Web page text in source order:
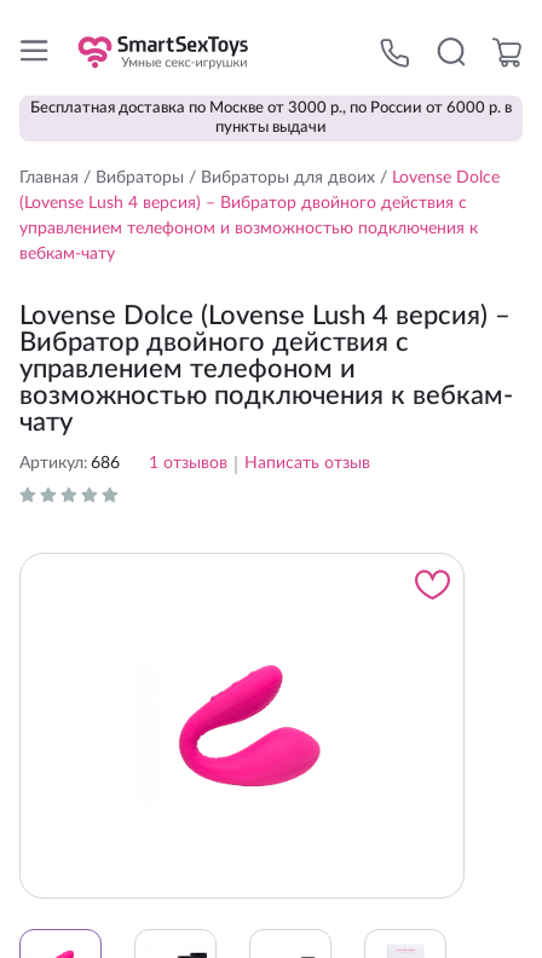
Бесплатная доставка по Москве от 3000 р., по России от 6000 р. в
пункты выдачи
Главная / Вибраторы / Вибраторы для двоих / Lovense Dolce
(Lovense Lush 4 версия) – Вибратор двойного действия с
управлением телефоном и возможностью подключения к
вебкам-чату
Lovense Dolce (Lovense Lush 4 версия) –
Вибратор двойного действия с
управлением телефоном и
возможностью подключения к вебкам-
чату
Артикул: 686 1 отзывов Написать отзыв